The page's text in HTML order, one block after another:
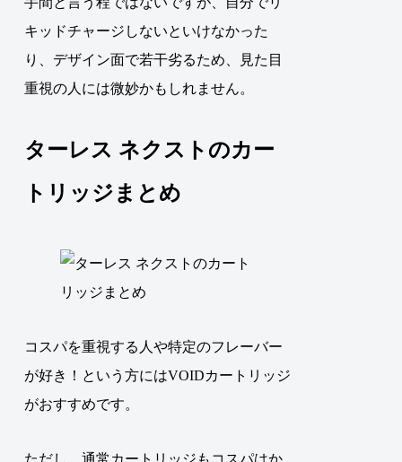
キッドチャージしないといけなかった
り、デザイン面で若干劣るため、見た目
重視の人には微妙かもしれません。
ターレス ネクストのカー
トリッジまとめ
コスパを重視する人や特定のフレーバー
が好き！という方にはVOIDカートリッジ
がおすすめです。
ただし、通常カートリッジもコスパはか